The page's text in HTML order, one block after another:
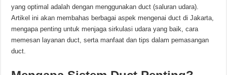
yang optimal adalah dengan menggunakan duct (saluran udara).
Artikel ini akan membahas berbagai aspek mengenai duct di Jakarta,
mengapa penting untuk menjaga sirkulasi udara yang baik, cara
memesan layanan duct, serta manfaat dan tips dalam pemasangan
duct.